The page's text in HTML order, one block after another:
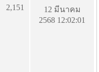
2,151
12 มีนาคม
2568 12:02:01